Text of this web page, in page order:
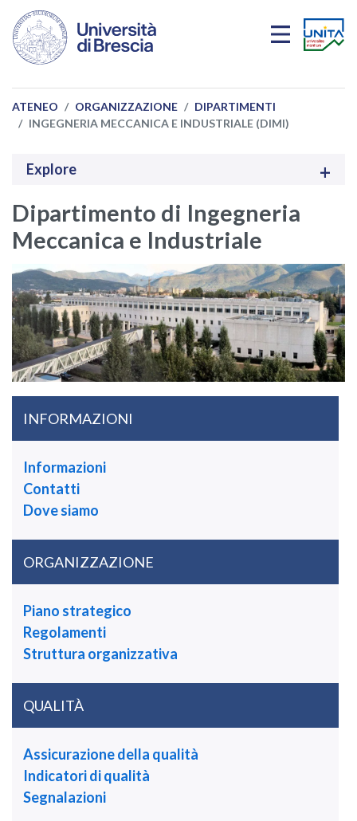
Salta al contenuto principale
ATENEO ORGANIZZAZIONE
DIPARTIMENTI
INGEGNERIA MECCANICA E INDUSTRIALE (DIMI)
Explore
Dipartimento di Ingegneria
Meccanica e Industriale
INFORMAZIONI
Informazioni
Contatti
Dove siamo
ORGANIZZAZIONE
Piano strategico
Regolamenti
Struttura organizzativa
QUALITÀ
Assicurazione della qualità
Indicatori di qualità
Segnalazioni